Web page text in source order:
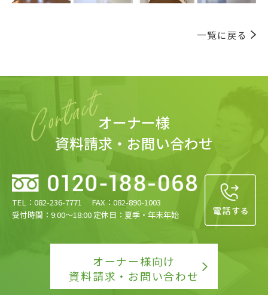
一覧に戻る
オーナー様
資料請求・お問い合わせ
TEL：082-236-7771 FAX：082-890-1003
受付時間：9:00〜18:00 定休日：夏季・年末年始
オーナー様向け
資料請求・お問い合わせ